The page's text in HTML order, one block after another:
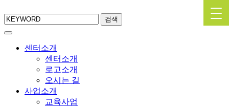
검색
센터소개
센터소개
로고소개
오시는 길
사업소개
교육사업